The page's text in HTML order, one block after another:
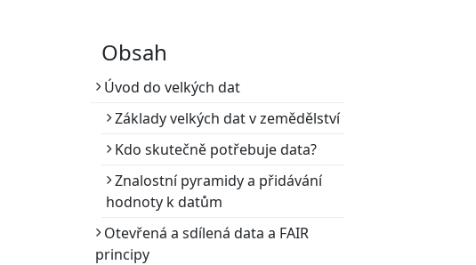
Obsah
Úvod do velkých dat
Základy velkých dat v zemědělství
Kdo skutečně potřebuje data?
Znalostní pyramidy a přidávání
hodnoty k datům
Otevřená a sdílená data a FAIR
principy